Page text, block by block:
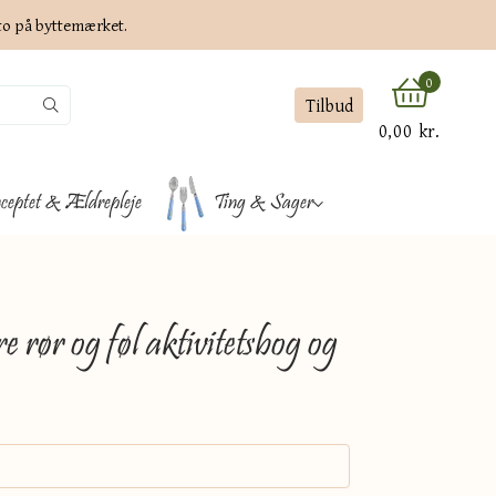
på byttemærket.
Tilbud
0
0,00 kr.
& Ældrepleje Ting & Sager
og føl aktivitetsbog og